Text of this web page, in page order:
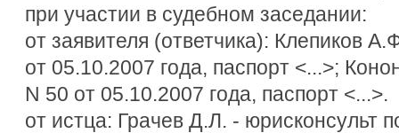
при участии в судебном заседании:
от заявителя (ответчика): Клепиков
от 05.10.2007 года, паспорт <...>;
N 50 от 05.10.2007 года, паспорт <...>.
от истца: Грачев Д.Л. - юрисконсульт